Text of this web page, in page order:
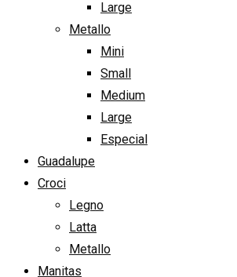
Large
Metallo
Mini
Small
Medium
Large
Especial
Guadalupe
Croci
Legno
Latta
Metallo
Manitas